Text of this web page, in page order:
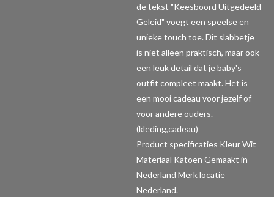
de tekst "Keesboord Uitgedeeld
Geleid" voegt een speelse en
unieke touch toe. Dit slabbetje
is niet alleen praktisch, maar ook
een leuk detail dat je baby's
outfit compleet maakt. Het is
een mooi cadeau voor jezelf of
voor andere ouders.
(kleding,cadeau)
Product specificaties Kleur Wit
Materiaal Katoen Gemaakt in
Nederland Merk locatie
Nederland.